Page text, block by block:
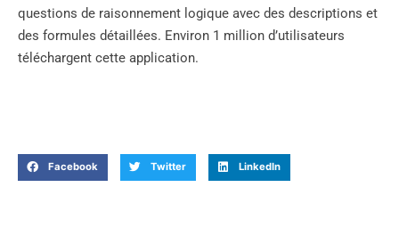
questions de raisonnement logique avec des descriptions et
des formules détaillées. Environ 1 million d’utilisateurs
téléchargent cette application.
Facebook Twitter LinkedIn